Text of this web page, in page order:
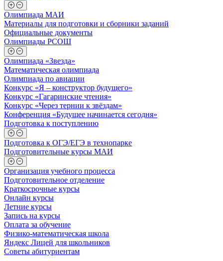
Олимпиада МАИ
Материалы для подготовки и сборники заданий
Официальные документы
Олимпиады РСОШ
Олимпиада «Звезда»
Математическая олимпиада
Олимпиада по авиации
Конкурс «Я – конструктор будущего»
Конкурс «Гагаринские чтения»
Конкурс «Через тернии к звёздам»
Конференция «Будущее начинается сегодня»
Подготовка к поступлению
Подготовка к ОГЭ/ЕГЭ в технопарке
Подготовительные курсы МАИ
Организация учебного процесса
Подготовительное отделение
Краткосрочные курсы
Онлайн курсы
Летние курсы
Запись на курсы
Оплата за обучение
Физико-математическая школа
Яндекс Лицей для школьников
Советы абитуриентам